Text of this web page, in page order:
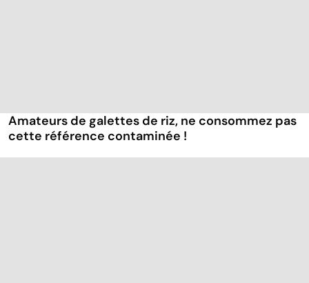
Amateurs de galettes de riz, ne consommez pas
cette référence contaminée !